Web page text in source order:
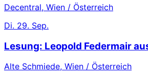
Decentral, Wien / Österreich
Di. 29. Sep.
Lesung: Leopold Federmair
Alte Schmiede, Wien / Österreich